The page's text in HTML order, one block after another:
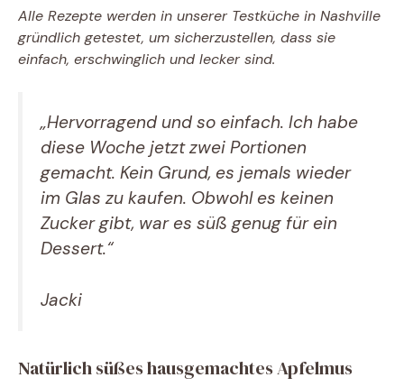
Alle Rezepte werden in unserer Testküche in Nashville
gründlich getestet, um sicherzustellen, dass sie
einfach, erschwinglich und lecker sind.
„Hervorragend und so einfach. Ich habe
diese Woche jetzt zwei Portionen
gemacht. Kein Grund, es jemals wieder
im Glas zu kaufen. Obwohl es keinen
Zucker gibt, war es süß genug für ein
Dessert.“
Jacki
Natürlich süßes hausgemachtes Apfelmus